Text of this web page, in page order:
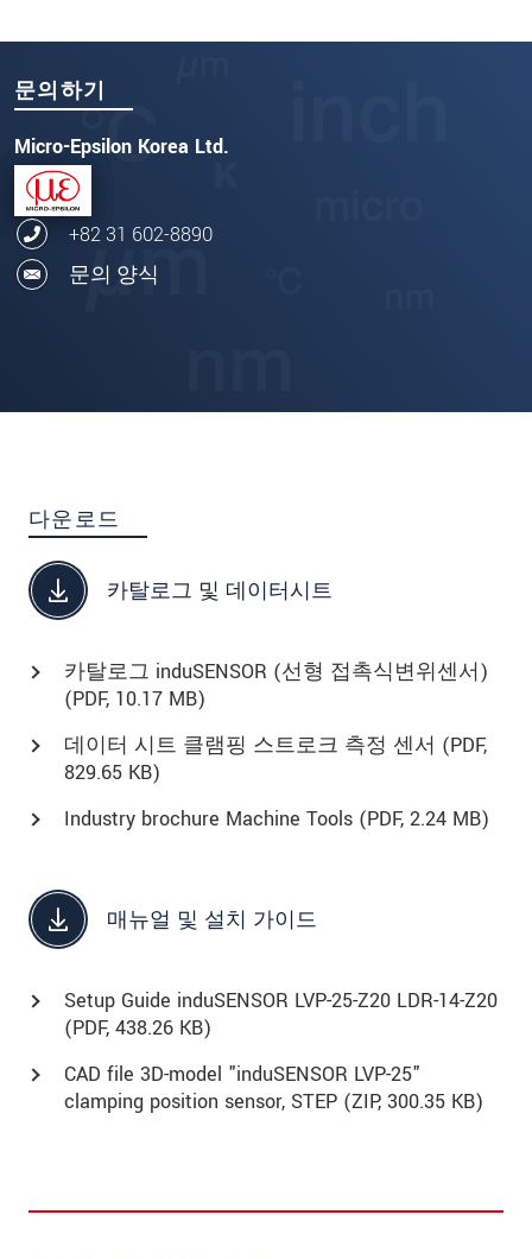
문의하기
Micro-Epsilon Korea Ltd.
+82 31 602-8890
문의 양식
다운로드
카탈로그 및 데이터시트
카탈로그 induSENSOR (선형 접촉식변위센서)
(PDF, 10.17 MB)
데이터 시트 클램핑 스트로크 측정 센서 (PDF,
829.65 KB)
Industry brochure Machine Tools (PDF, 2.24 MB)
매뉴얼 및 설치 가이드
Setup Guide induSENSOR LVP-25-Z20 LDR-14-Z20
(PDF, 438.26 KB)
CAD file 3D-model "induSENSOR LVP-25"
clamping position sensor, STEP (ZIP, 300.35 KB)